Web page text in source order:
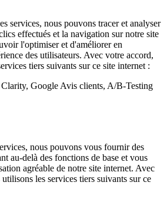
services, nous pouvons tracer et analyser
effectués et la navigation sur notre site
l'optimiser et d'améliorer en
des utilisateurs. Avec votre accord,
tiers suivants sur ce site internet :
Google Avis clients, A/B-Testing
nous pouvons vous fournir des
au-delà des fonctions de base et vous
agréable de notre site internet. Avec
les services tiers suivants sur ce